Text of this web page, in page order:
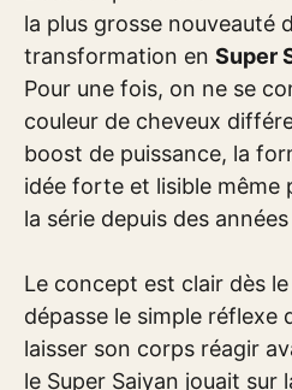
la plus grosse nouveauté
transformation en Super
Pour une fois, on ne se
couleur de cheveux
boost de puissance, la
idée forte et lisible même
la série depuis des années
Le concept est clair dès
dépasse le simple
laisser son corps réagir
le Super Saiyan jouait sur